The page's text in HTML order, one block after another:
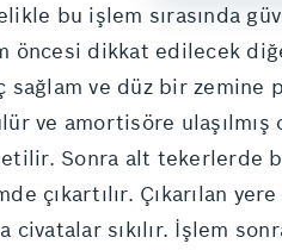
bu işlem sırasında
öncesi dikkat edilecek
sağlam ve düz bir
ve amortisöre
Sonra alt tekerlerde
çıkartılır. Çıkarılan
civatalar sıkılır. İşlem